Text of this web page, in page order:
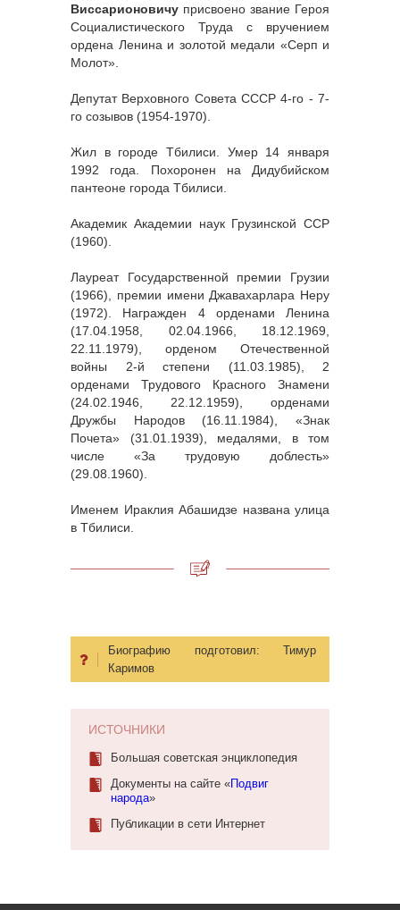
Виссарионовичу присвоено звание Героя
Социалистического Труда с вручением
ордена Ленина и золотой медали «Серп и
Молот».
Депутат Верховного Совета СССР 4-го - 7-
го созывов (1954-1970).
Жил в городе Тбилиси. Умер 14 января
1992 года. Похоронен на Дидубийском
пантеоне города Тбилиси.
Академик Академии наук Грузинской ССР
(1960).
Лауреат Государственной премии Грузии
(1966), премии имени Джавахарлара Неру
(1972). Награжден 4 орденами Ленина
(17.04.1958, 02.04.1966, 18.12.1969,
22.11.1979), орденом Отечественной
войны 2-й степени (11.03.1985), 2
орденами Трудового Красного Знамени
(24.02.1946, 22.12.1959), орденами
Дружбы Народов (16.11.1984), «Знак
Почета» (31.01.1939), медалями, в том
числе «За трудовую доблесть»
(29.08.1960).
Именем Ираклия Абашидзе названа улица
в Тбилиси.
Биографию подготовил: Тимур
Каримов
ИСТОЧНИКИ
Большая советская энциклопедия
Документы на сайте «Подвиг
народа»
Публикации в сети Интернет